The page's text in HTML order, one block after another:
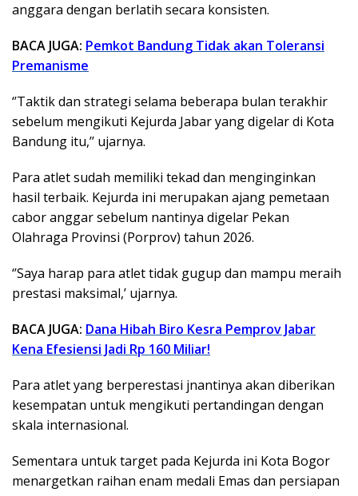
anggara dengan berlatih secara konsisten.
BACA JUGA: Pemkot Bandung Tidak akan Toleransi
Premanisme
‘’Taktik dan strategi selama beberapa bulan terakhir
sebelum mengikuti Kejurda Jabar yang digelar di Kota
Bandung itu,’’ ujarnya.
Para atlet sudah memiliki tekad dan menginginkan
hasil terbaik. Kejurda ini merupakan ajang pemetaan
cabor anggar sebelum nantinya digelar Pekan
Olahraga Provinsi (Porprov) tahun 2026.
‘’Saya harap para atlet tidak gugup dan mampu meraih
prestasi maksimal,’ ujarnya.
BACA JUGA: Dana Hibah Biro Kesra Pemprov Jabar
Kena Efesiensi Jadi Rp 160 Miliar!
Para atlet yang berperestasi jnantinya akan diberikan
kesempatan untuk mengikuti pertandingan dengan
skala internasional.
Sementara untuk target pada Kejurda ini Kota Bogor
menargetkan raihan enam medali Emas dan persiapan